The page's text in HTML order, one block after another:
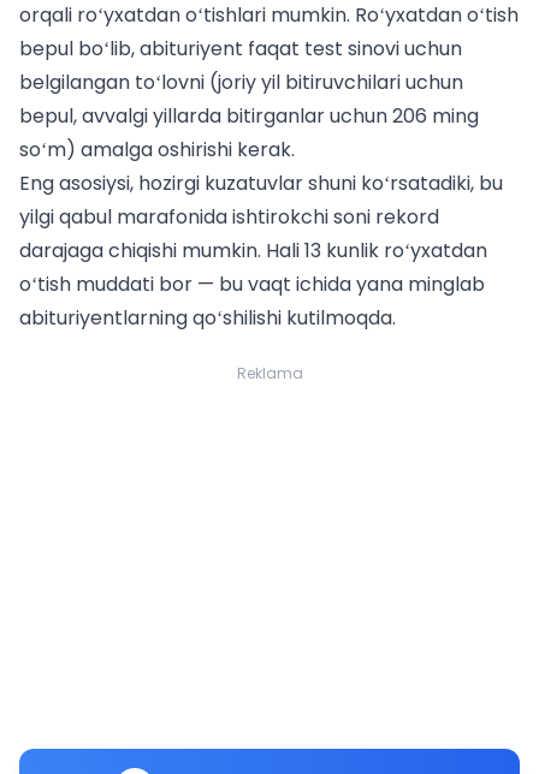
orqali roʻyxatdan oʻtishlari mumkin. Roʻyxatdan oʻtish
bepul boʻlib, abituriyent faqat test sinovi uchun
belgilangan toʻlovni (joriy yil bitiruvchilari uchun
bepul, avvalgi yillarda bitirganlar uchun 206 ming
soʻm) amalga oshirishi kerak.
Eng asosiysi, hozirgi kuzatuvlar shuni koʻrsatadiki, bu
yilgi qabul marafonida ishtirokchi soni rekord
darajaga chiqishi mumkin. Hali 13 kunlik roʻyxatdan
oʻtish muddati bor — bu vaqt ichida yana minglab
abituriyentlarning qoʻshilishi kutilmoqda.
Reklama